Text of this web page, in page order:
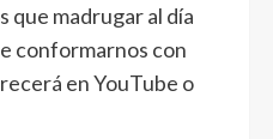
que madrugar al día
conformarnos con
en YouTube o